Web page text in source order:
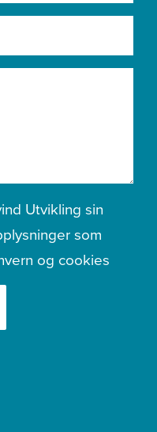
Utvikling sin
som
og cookies